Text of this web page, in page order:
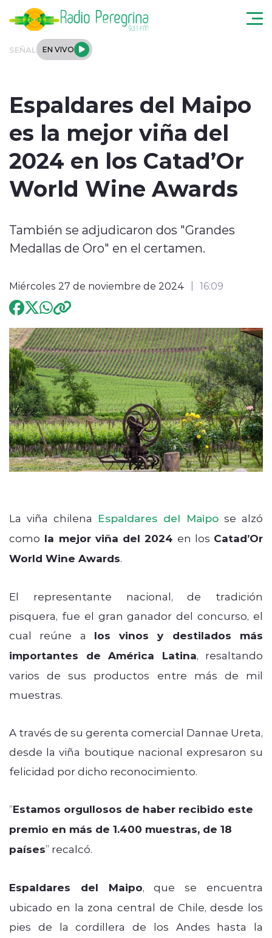
SEÑAL EN VIVO
Regionales
Tendencias
Podcast
Deportes
Programación
modo claro
Espaldares del Maipo
es la mejor viña del
2024 en los Catad’Or
World Wine Awards
También se adjudicaron dos "Grandes
Medallas de Oro" en el certamen.
Miércoles 27 de noviembre de 2024 16:09
La viña chilena Espaldares del Maipo se alzó
como la mejor viña del 2024 en los Catad’Or
World Wine Awards.
El representante nacional, de tradición
pisquera, fue el gran ganador del concurso, el
cual reúne a los vinos y destilados más
importantes de América Latina, resaltando
varios de sus productos entre más de mil
muestras.
A través de su gerenta comercial Dannae Ureta,
desde la viña boutique nacional expresaron su
felicidad por dicho reconocimiento.
“Estamos orgullosos de haber recibido este
premio en más de 1.400 muestras, de 18
países” recalcó.
Espaldares del Maipo, que se encuentra
ubicado en la zona central de Chile, desde los
pies de la cordillera de los Andes hasta la